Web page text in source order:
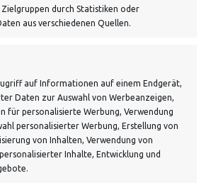
durch Statistiken oder
aus verschiedenen Quellen.
auf Informationen auf einem Endgerät,
Daten zur Auswahl von Werbeanzeigen,
für personalisierte Werbung, Verwendung
personalisierter Werbung, Erstellung von
von Inhalten, Verwendung von
Inhalte, Entwicklung und